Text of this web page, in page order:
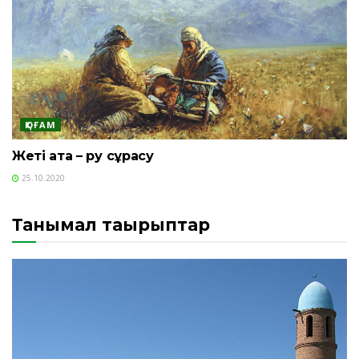
ҚОҒАМ
Жеті ата – ру сұрасу
25.10.2020
Танымал тақырыптар